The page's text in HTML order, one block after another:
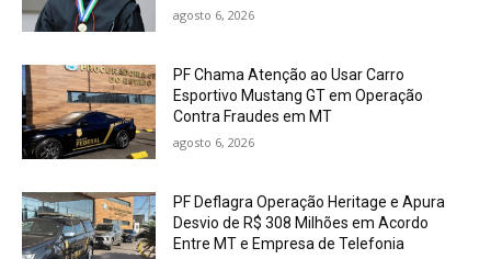
agosto 6, 2026
PF Chama Atenção ao Usar Carro
Esportivo Mustang GT em Operação
Contra Fraudes em MT
agosto 6, 2026
PF Deflagra Operação Heritage e Apura
Desvio de R$ 308 Milhões em Acordo
Entre MT e Empresa de Telefonia